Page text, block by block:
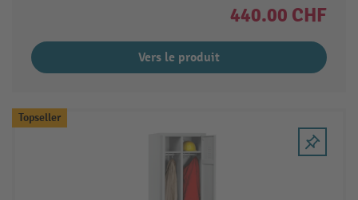
440.00 CHF
Vers le produit
Topseller